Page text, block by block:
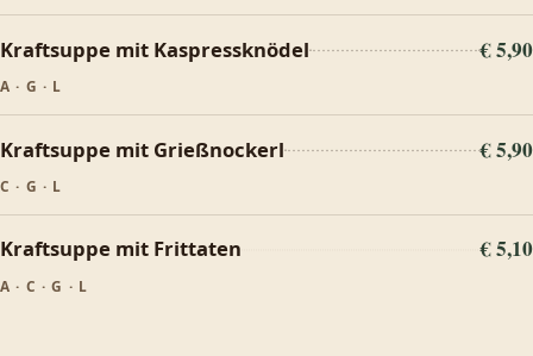
Kraftsuppe mit Kaspressknödel € 5,90
A · G · L
Kraftsuppe mit Grießnockerl € 5,90
C · G · L
Kraftsuppe mit Frittaten € 5,10
A · C · G · L